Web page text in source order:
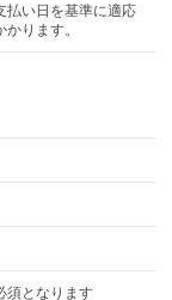
払い日を基準に適応
ります。
須となります